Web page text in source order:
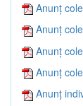
Anunț
Anunț
Anunț
Anunț
Anunț